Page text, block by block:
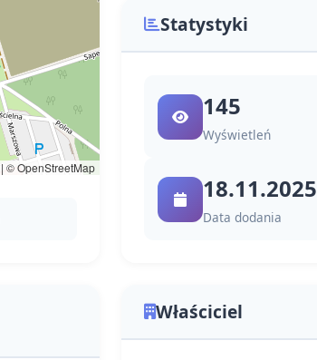
| © OpenStreetMap
Statystyki
145
Wyświetleń
18.11.2025
Data dodania
Właściciel